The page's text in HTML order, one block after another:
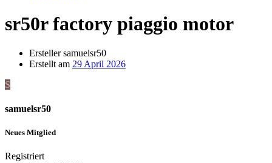
sr50r factory piaggio motor
Erstellersamuelsr50
Erstellt am 29 April 2026
S
samuelsr50
Neues Mitglied
Registriert